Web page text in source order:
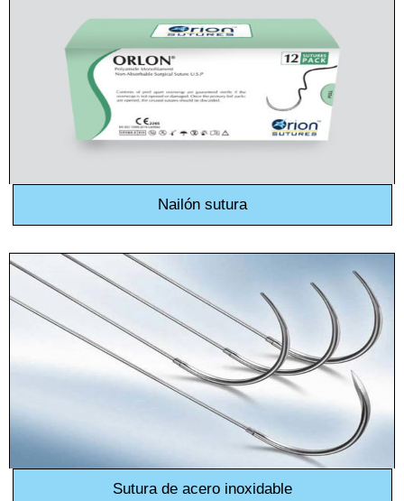
Correo*
Teléfono
Nombre De Empresa
Nailón sutura
Sutura de acero inoxidable